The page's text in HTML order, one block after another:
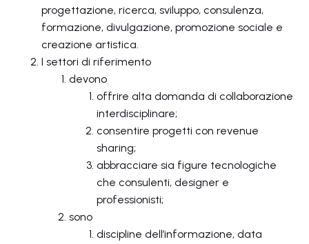
progettazione, ricerca, sviluppo, consulenza,
formazione, divulgazione, promozione sociale e
creazione artistica.
I settori di riferimento
devono
offrire alta domanda di collaborazione
interdisciplinare;
consentire progetti con revenue
sharing;
abbracciare sia figure tecnologiche
che consulenti, designer e
professionisti;
sono
discipline dell’informazione, data